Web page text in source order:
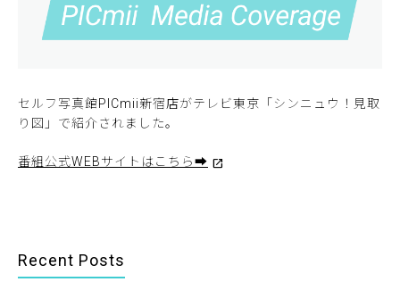
セルフ写真館PICmii新宿店がテレビ東京「シンニュウ！見取
り図」で紹介されました。
番組公式WEBサイトはこちら➡
Recent Posts